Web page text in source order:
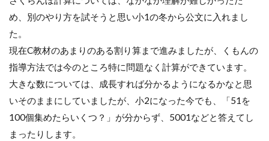
め、別のやり方を試そうと思い小1の冬から公文に入れまし
た。
現在C教材のあまりのある割り算まで進みましたが、くもんの
指導方法では今のところ特に問題なく計算ができています。
大きな数については、成長すれば分かるようになるかなと思
いそのままにしていましたが、小2になった今でも、「51を
100個集めたらいくつ？」が分からず、5001などと答えてし
まったりします。